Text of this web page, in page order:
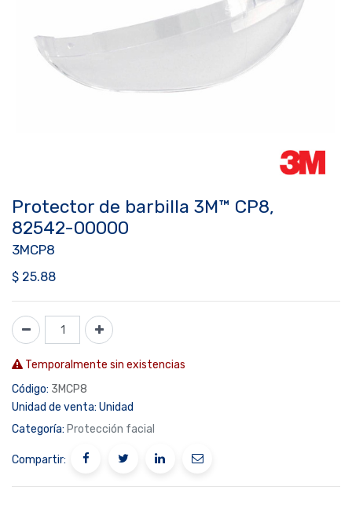
Protector de barbilla 3M™ CP8,
82542-00000
3MCP8
$ 25.88
Temporalmente sin existencias
Código: 3MCP8
Unidad de venta: Unidad
Categoría: Protección facial
Compartir: